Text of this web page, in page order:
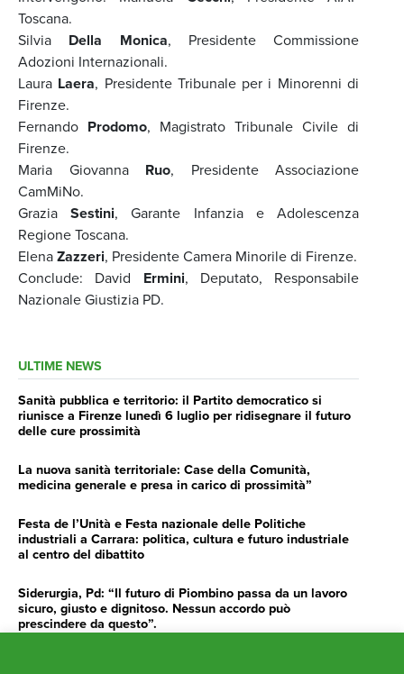
Toscana.
Silvia Della Monica, Presidente Commissione
Adozioni Internazionali.
Laura Laera, Presidente Tribunale per i Minorenni di
Firenze.
Fernando Prodomo, Magistrato Tribunale Civile di
Firenze.
Maria Giovanna Ruo, Presidente Associazione
CamMiNo.
GraziaSestini, Garante Infanzia e Adolescenza
Regione Toscana.
ElenaZazzeri, Presidente Camera Minorile di Firenze.
Conclude: David Ermini, Deputato, Responsabile
Nazionale Giustizia PD.
ULTIME NEWS
Sanità pubblica e territorio: il Partito democratico si
riunisce a Firenze lunedì 6 luglio per ridisegnare il futuro
delle cure prossimità
La nuova sanità territoriale: Case della Comunità,
medicina generale e presa in carico di prossimità”
Festa de l’Unità e Festa nazionale delle Politiche
industriali a Carrara: politica, cultura e futuro industriale
al centro del dibattito
Siderurgia, Pd: “Il futuro di Piombino passa da un lavoro
sicuro, giusto e dignitoso. Nessun accordo può
prescindere da questo”.